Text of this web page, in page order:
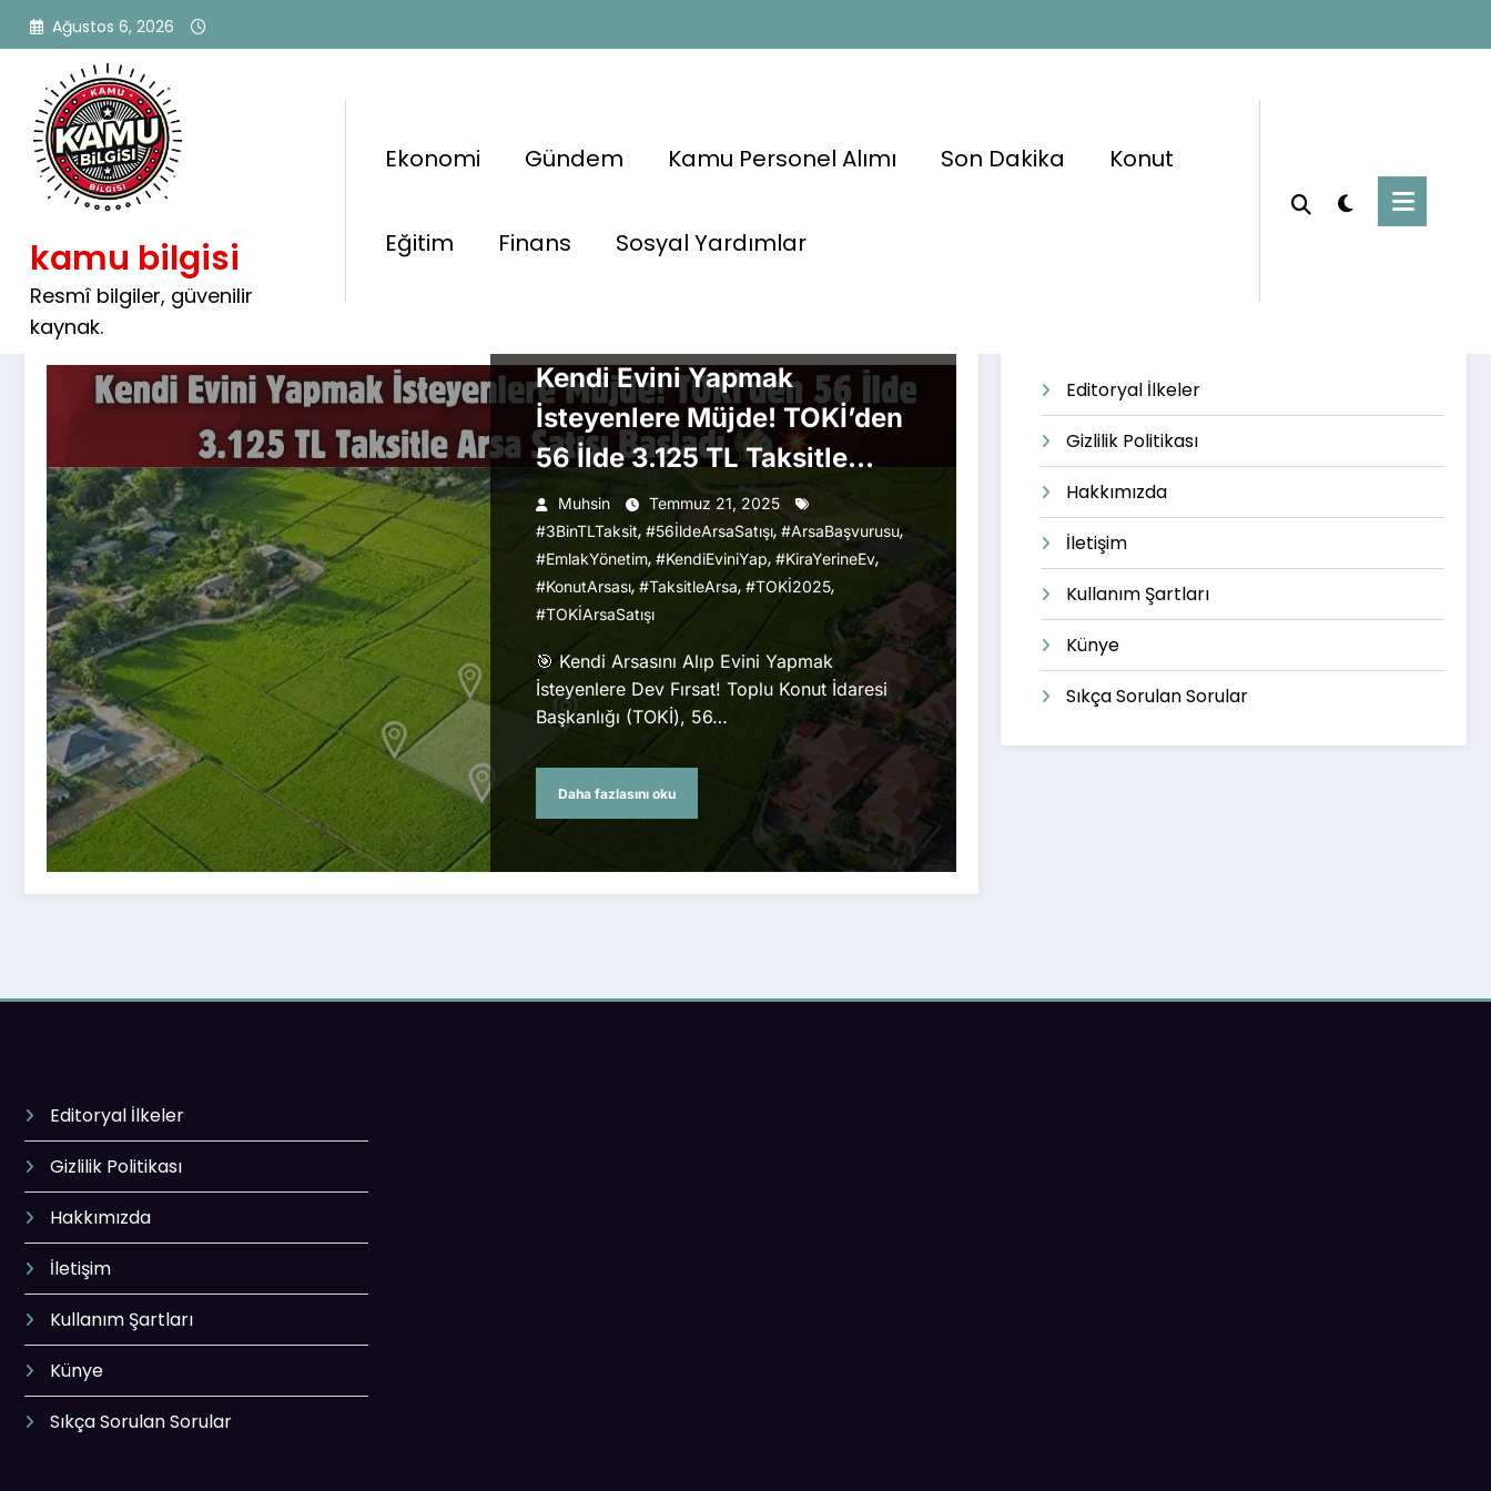
İçeriğe
atla
Ağustos 6, 2026
kamu bilgisi
Resmî bilgiler, güvenilir
kaynak.
Ekonomi Gündem Kamu Personel Alımı Son Dakika Konut
Eğitim Finans Sosyal Yardımlar
Etiket: #KonutArsası #KonutArsası
Kendi Evini Yapmak
İsteyenlere Müjde! TOKİ’den
56 İlde 3.125 TL Taksitle
Arsa Satışı Başladı 🏡💥
Muhsin
Temmuz 21, 2025
#3BinTLTaksit, #56İldeArsaSatışı, #ArsaBaşvurusu,
#EmlakYönetim, #KendiEviniYap, #KiraYerineEv,
#KonutArsası, #TaksitleArsa, #TOKİ2025,
#TOKİArsaSatışı
🎯 Kendi Arsasını Alıp Evini Yapmak
İsteyenlere Dev Fırsat! Toplu Konut İdaresi
Başkanlığı (TOKİ), 56…
Daha fazlasını oku
Editoryal İlkeler
Gizlilik Politikası
Hakkımızda
İletişim
Kullanım Şartları
Künye
Sıkça Sorulan Sorular
Editoryal İlkeler
Gizlilik Politikası
Hakkımızda
İletişim
Kullanım Şartları
Künye
Sıkça Sorulan Sorular